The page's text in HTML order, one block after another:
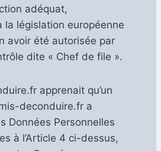
adéquat,
la législation européenne
avoir été autorisée par
dite « Chef de file ».
apprenait qu’un
deconduire.fr a
Données Personnelles
à l’Article 4 ci-dessus,